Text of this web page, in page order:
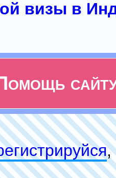
визы в
,